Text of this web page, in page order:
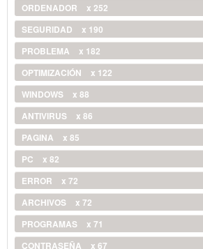
ORDENADOR
x 252
SEGURIDAD
x 190
PROBLEMA
x 182
OPTIMIZACIÓN
x 122
WINDOWS
x 88
ANTIVIRUS
x 86
PAGINA
x 85
PC
x 82
ERROR
x 72
ARCHIVOS
x 72
PROGRAMAS
x 71
CONTRASEÑA
x 67